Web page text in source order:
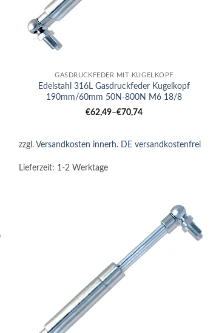
GASDRUCKFEDER MIT KUGELKOPF
Edelstahl 316L Gasdruckfeder Kugelkopf
190mm/60mm 50N-800N M6 18/8
€62,49–€70,74
zzgl.Versandkosten innerh. DE versandkostenfrei
Lieferzeit: 1-2 Werktage